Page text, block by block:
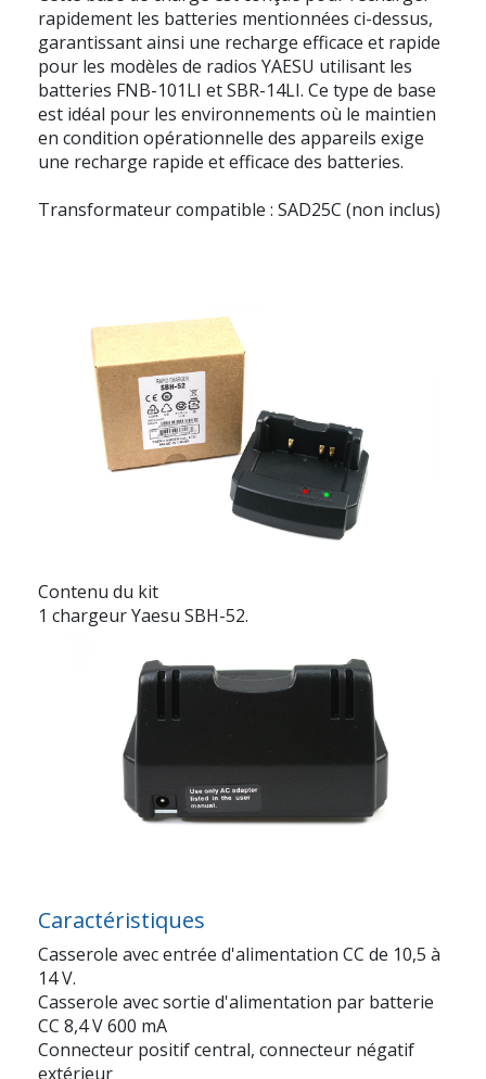
rapidement les batteries mentionnées ci-dessus,
garantissant ainsi une recharge efficace et rapide
pour les modèles de radios YAESU utilisant les
batteries FNB-101LI et SBR-14LI. Ce type de base
est idéal pour les environnements où le maintien
en condition opérationnelle des appareils exige
une recharge rapide et efficace des batteries.
Transformateur compatible : SAD25C (non inclus)
Contenu du kit
1 chargeur Yaesu SBH-52.
Caractéristiques
Casserole avec entrée d'alimentation CC de 10,5 à
14 V.
Casserole avec sortie d'alimentation par batterie
CC 8,4 V 600 mA
Connecteur positif central, connecteur négatif
extérieur